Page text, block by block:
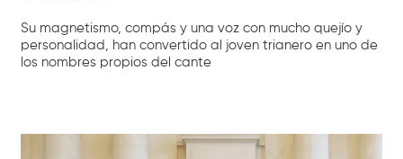
Su magnetismo, compás y una voz con mucho quejío y
personalidad, han convertido al joven trianero en uno de
los nombres propios del cante